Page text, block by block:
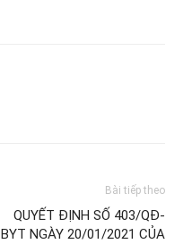
Bài tiếp theo
QUYẾT ĐỊNH SỐ 403/QĐ-
BYT NGÀY 20/01/2021 CỦA